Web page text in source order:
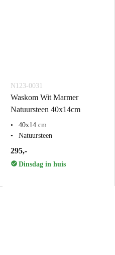
N123-0031
Waskom Wit Marmer
Natuursteen 40x14cm
40x14 cm
Natuursteen
295,-
Dinsdag in huis